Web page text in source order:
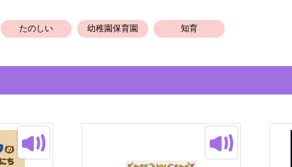
たのしい 幼稚園保育園 知育